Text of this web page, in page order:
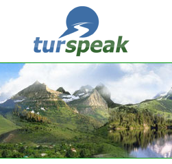
Перейти к основному содержанию